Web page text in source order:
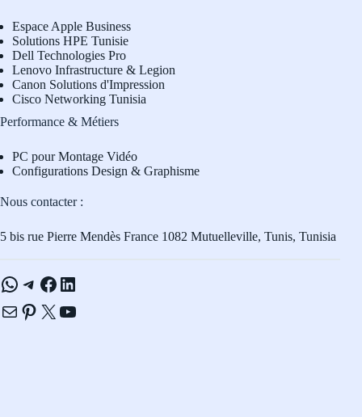
Espace Apple Business
Solutions HPE Tunisie
Dell Technologies Pro
Lenovo Infrastructure & Legion
Canon Solutions d'Impression
Cisco Networking Tunisia
Performance & Métiers
PC pour Montage Vidéo
Configurations Design & Graphisme
Nous contacter :
5 bis rue Pierre Mendès France 1082 Mutuelleville, Tunis, Tunisia
WhatsApp
Telegram
Facebook
LinkedIn
E-mailPinterest
X YouTube